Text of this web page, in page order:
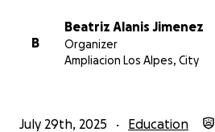
B
Beatriz Alanis Jimenez
Organizer
Ampliacion Los Alpes, City
July 29th, 2025 Education